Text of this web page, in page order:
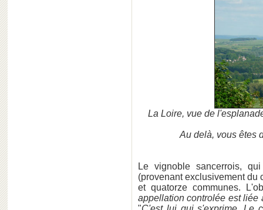
La Loire, vue de
Au delà, vous êtes
Le vignoble sancerrois,
(provenant exclusivement du
et quatorze communes.
appellation controlée est liée